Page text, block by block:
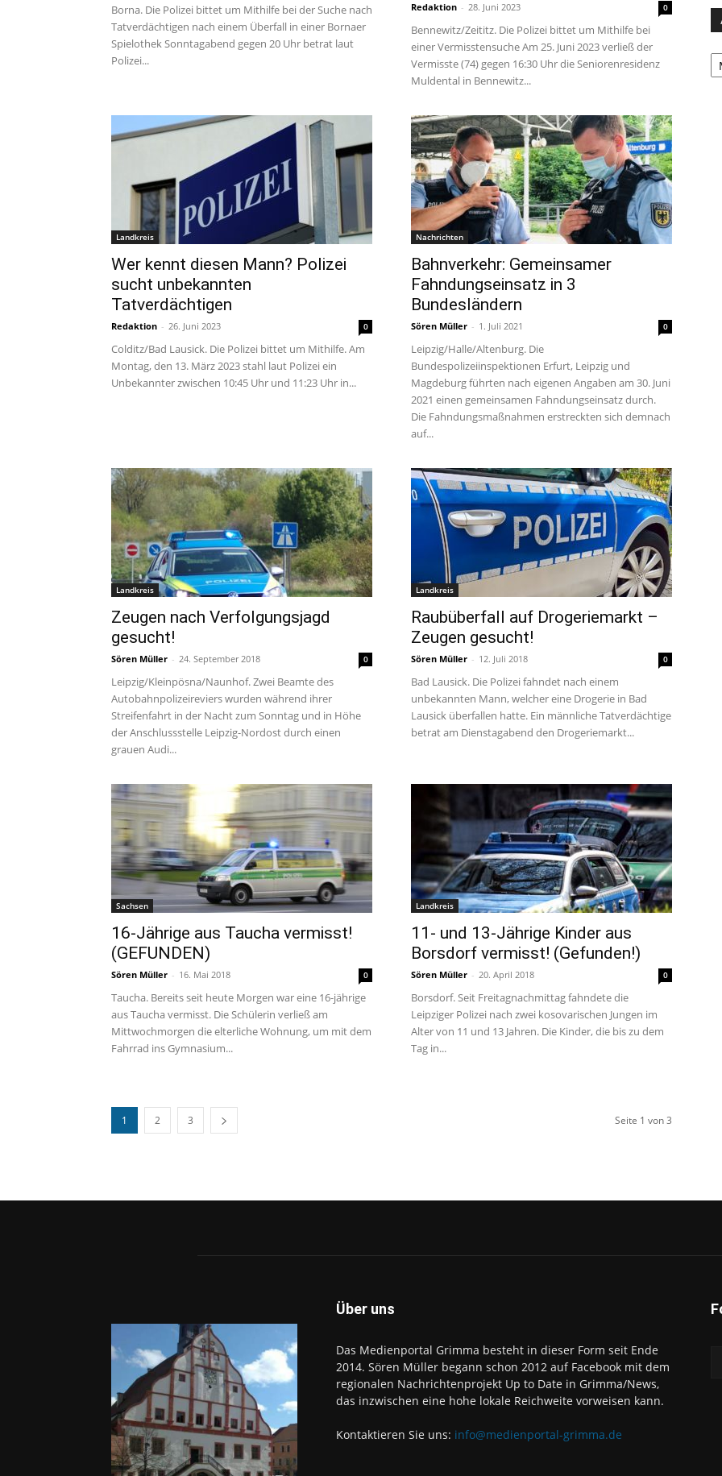
Borna. Die Polizei bittet um Mithilfe bei der Suche nach
Tatverdächtigen nach einem Überfall in einer Bornaer
Spielothek Sonntagabend gegen 20 Uhr betrat laut
Polizei...
Redaktion - 28. Juni 2023 0
Bennewitz/Zeititz. Die Polizei bittet um Mithilfe bei
einer Vermisstensuche Am 25. Juni 2023 verließ der
Vermisste (74) gegen 16:30 Uhr die Seniorenresidenz
Muldental in Bennewitz...
Landkreis
Wer kennt diesen Mann? Polizei
sucht unbekannten
Tatverdächtigen
Redaktion - 26. Juni 2023 0
Colditz/Bad Lausick. Die Polizei bittet um Mithilfe. Am
Montag, den 13. März 2023 stahl laut Polizei ein
Unbekannter zwischen 10:45 Uhr und 11:23 Uhr in...
Nachrichten
Bahnverkehr: Gemeinsamer
Fahndungseinsatz in 3
Bundesländern
Sören Müller - 1. Juli 2021 0
Leipzig/Halle/Altenburg. Die
Bundespolizeiinspektionen Erfurt, Leipzig und
Magdeburg führten nach eigenen Angaben am 30. Juni
2021 einen gemeinsamen Fahndungseinsatz durch.
Die Fahndungsmaßnahmen erstreckten sich demnach
auf...
Landkreis
Zeugen nach Verfolgungsjagd
gesucht!
Sören Müller - 24. September 2018 0
Leipzig/Kleinpösna/Naunhof. Zwei Beamte des
Autobahnpolizeireviers wurden während ihrer
Streifenfahrt in der Nacht zum Sonntag und in Höhe
der Anschlussstelle Leipzig-Nordost durch einen
grauen Audi...
Landkreis
Raubüberfall auf Drogeriemarkt –
Zeugen gesucht!
Sören Müller - 12. Juli 2018 0
Bad Lausick. Die Polizei fahndet nach einem
unbekannten Mann, welcher eine Drogerie in Bad
Lausick überfallen hatte. Ein männliche Tatverdächtige
betrat am Dienstagabend den Drogeriemarkt...
Sachsen
16-Jährige aus Taucha vermisst!
(GEFUNDEN)
Sören Müller - 16. Mai 2018 0
Taucha. Bereits seit heute Morgen war eine 16-jährige
aus Taucha vermisst. Die Schülerin verließ am
Mittwochmorgen die elterliche Wohnung, um mit dem
Fahrrad ins Gymnasium...
Landkreis
11- und 13-Jährige Kinder aus
Borsdorf vermisst! (Gefunden!)
Sören Müller - 20. April 2018 0
Borsdorf. Seit Freitagnachmittag fahndete die
Leipziger Polizei nach zwei kosovarischen Jungen im
Alter von 11 und 13 Jahren. Die Kinder, die bis zu dem
Tag in...
1 2 3 Seite 1 von 3
Über uns
Das Medienportal Grimma besteht in dieser Form seit Ende
2014. Sören Müller begann schon 2012 auf Facebook mit dem
regionalen Nachrichtenprojekt Up to Date in Grimma/News,
das inzwischen eine hohe lokale Reichweite vorweisen kann.
Kontaktieren Sie uns: info@medienportal-grimma.de